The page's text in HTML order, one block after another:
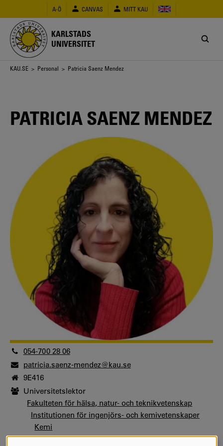
huvudinnehåll
A-Ö CANVAS MITT KAU
KARLSTADS
UNIVERSITET
Länkstig
KAU.SE > Personal > Patricia Saenz Mendez
PATRICIA SAENZ MENDEZ
054-700 28 06
patricia.saenz-mendez@kau.se
9E416
Universitetslektor
Fakulteten för hälsa, natur- och teknikvetenskap
Institutionen för ingenjörs- och kemivetenskaper
Kemi